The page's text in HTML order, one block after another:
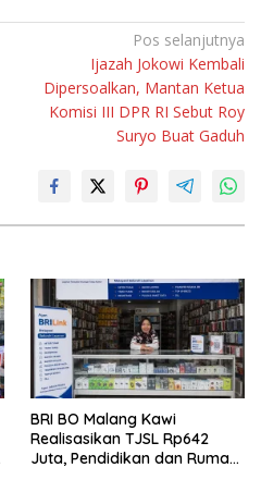
Pos selanjutnya
Ijazah Jokowi Kembali
Dipersoalkan, Mantan Ketua
Komisi III DPR RI Sebut Roy
Suryo Buat Gaduh
BRI BO Malang Kawi
Realisasikan TJSL Rp642
Juta, Pendidikan dan Rumah